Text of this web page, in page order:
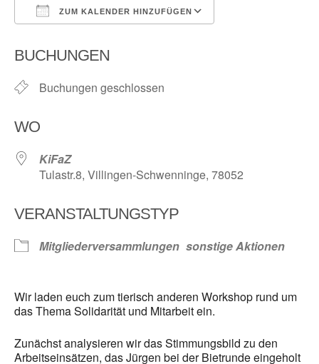
ZUM KALENDER HINZUFÜGEN
BUCHUNGEN
Buchungen geschlossen
WO
KiFaZ
Tulastr.8, Villingen-Schwenninge, 78052
VERANSTALTUNGSTYP
Mitgliederversammlungen sonstige Aktionen
Wir laden euch zum tierisch anderen Workshop rund um
das Thema Solidarität und Mitarbeit ein.
Zunächst analysieren wir das Stimmungsbild zu den
Arbeitseinsätzen, das Jürgen bei der Bietrunde eingeholt